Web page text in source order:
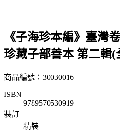
《子海珍本編》臺灣
珍藏子部善本 第二輯(
商品編號：30030016
ISBN
9789570530919
裝訂
精裝